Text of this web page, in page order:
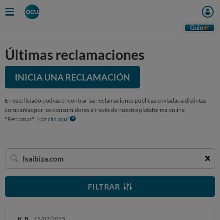
Guio
Últimas reclamaciones
INICIA UNA RECLAMACIÓN
En este listado podrás encontrar las reclamaciones públicas enviadas a distintas
compañías por los consumidores a través de nuestra plataforma online
"Reclamar". Haz clic aquí
Buscar
una
empresa
FILTRAR